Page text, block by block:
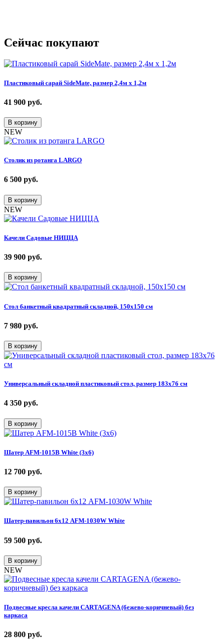
Сейчас покупают
Пластиковый сарай SideMate, размер 2,4м х 1,2м
41 900 руб.
В корзину
NEW
Столик из ротанга LARGO
6 500 руб.
В корзину
NEW
Качели Садовые НИЦЦА
39 900 руб.
В корзину
Стол банкетный квадратный складной, 150х150 см
7 980 руб.
В корзину
Универсальный складной пластиковый стол, размер 183х76 см
4 350 руб.
В корзину
Шатер AFM-1015B White (3х6)
12 700 руб.
В корзину
Шатер-павильон 6х12 AFM-1030W White
59 500 руб.
В корзину
NEW
Подвесные кресла качели CARTAGENA (бежево-коричневый) без
каркаса
28 800 руб.